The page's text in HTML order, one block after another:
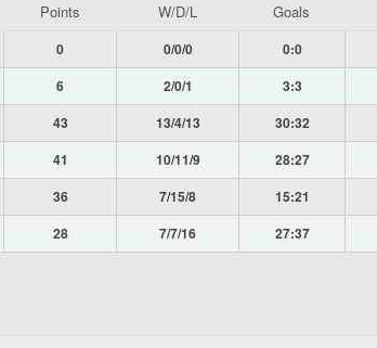
Points W/D/L Goals
0 0/0/0 0:0
6 2/0/1 3:3
43 13/4/13 30:32
41 10/11/9 28:27
36 7/15/8 15:21
28 7/7/16 27:37